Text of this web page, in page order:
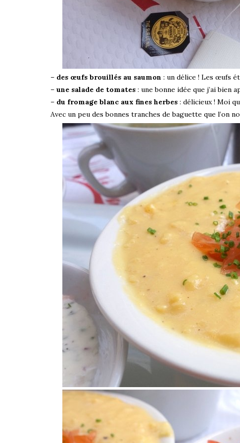
– des œufs brouillés au saumon : un délice ! Les œufs
– une salade de tomates : une bonne idée que j’ai bien
– du fromage blanc aux fines herbes : délicieux ! Moi
Avec un peu des bonnes tranches de baguette que l’on